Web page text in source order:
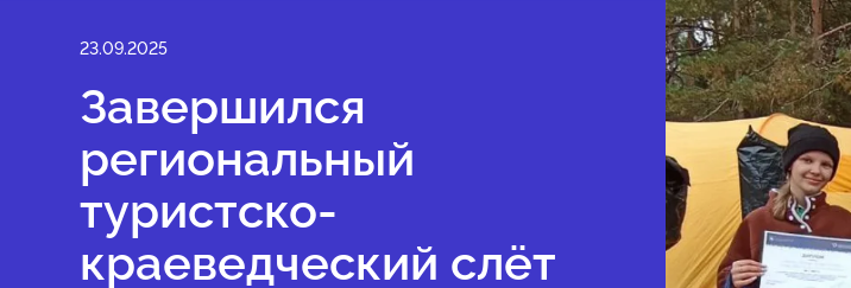
23.09.2025
Завершился
региональный
туристско-
краеведческий слёт